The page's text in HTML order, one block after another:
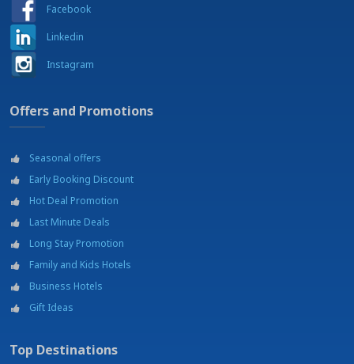
Facebook
Linkedin
Instagram
Offers and Promotions
Seasonal offers
Early Booking Discount
Hot Deal Promotion
Last Minute Deals
Long Stay Promotion
Family and Kids Hotels
Business Hotels
Gift Ideas
Top Destinations